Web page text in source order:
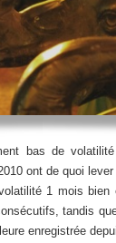
bas de
ont de quoi
1 mois
tandis
enregistrée